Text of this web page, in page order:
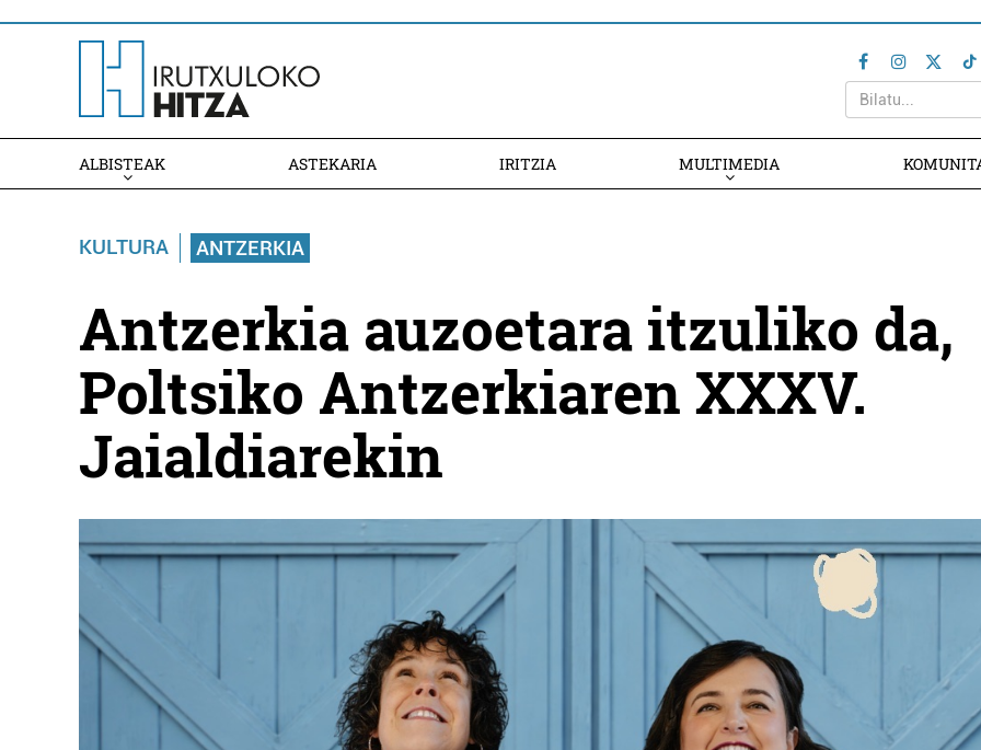
ALBISTEAK ASTEKARIA IRITZIA MULTIMEDIA
KULTURA ANTZERKIA
Antzerkia auzoetara itzuliko da,
Poltsiko Antzerkiaren XXXV.
Jaialdiarekin